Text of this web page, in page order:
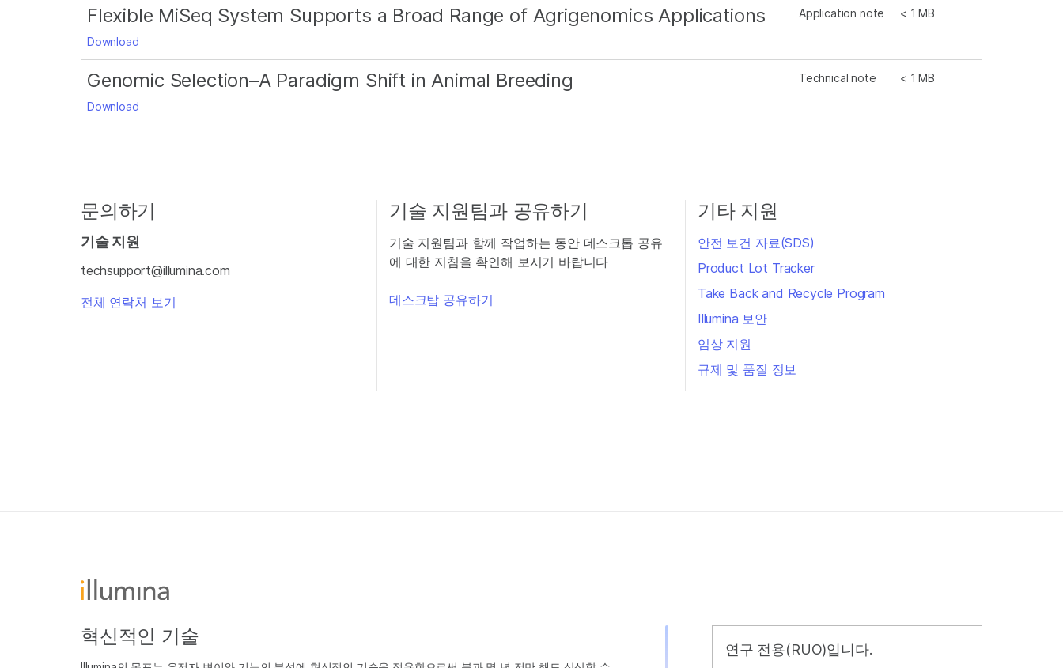
Flexible MiSeq System Supports a Broad Range of Agrigenomics Applications
Download
Application note < 1 MB
Genomic Selection–A Paradigm Shift in Animal Breeding
Download
Technical note < 1 MB
문의하기
기술 지원
techsupport@illumina.com
전체 연락처 보기
기술 지원팀과 공유하기
기술 지원팀과 함께 작업하는 동안 데스크톱 공유
에 대한 지침을 확인해 보시기 바랍니다
데스크탑 공유하기
기타 지원
안전 보건 자료(SDS)
Product Lot Tracker
Take Back and Recycle Program
Illumina 보안
임상 지원
규제 및 품질 정보
연구 전용(RUO)입니다.
혁신적인 기술